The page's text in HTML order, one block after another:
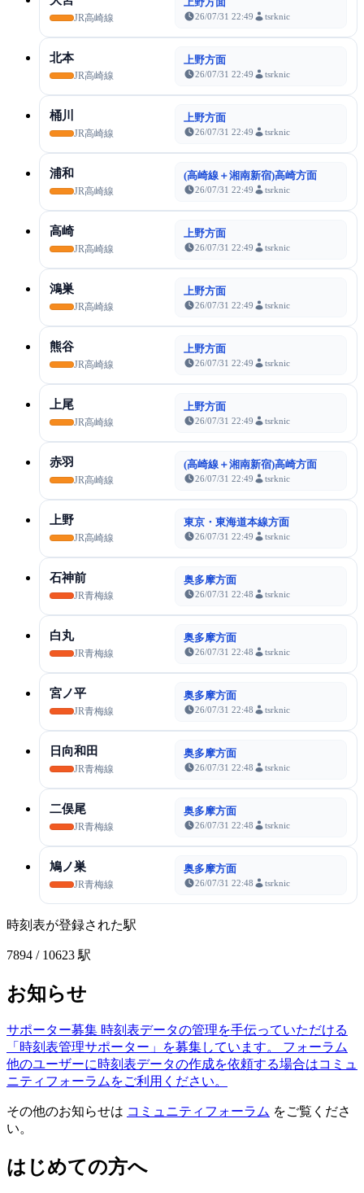
JR高崎線 26/07/31 22:49 tsrknic
北本
JR高崎線
上野方面
26/07/31 22:49 tsrknic
桶川
JR高崎線
上野方面
26/07/31 22:49 tsrknic
浦和
JR高崎線
(高崎線＋湘南新宿)高崎方面
26/07/31 22:49 tsrknic
高崎
JR高崎線
上野方面
26/07/31 22:49 tsrknic
鴻巣
JR高崎線
上野方面
26/07/31 22:49 tsrknic
熊谷
JR高崎線
上野方面
26/07/31 22:49 tsrknic
上尾
JR高崎線
上野方面
26/07/31 22:49 tsrknic
赤羽
JR高崎線
(高崎線＋湘南新宿)高崎方面
26/07/31 22:49 tsrknic
上野
JR高崎線
東京・東海道本線方面
26/07/31 22:49 tsrknic
石神前
JR青梅線
奥多摩方面
26/07/31 22:48 tsrknic
白丸
JR青梅線
奥多摩方面
26/07/31 22:48 tsrknic
宮ノ平
JR青梅線
奥多摩方面
26/07/31 22:48 tsrknic
日向和田
JR青梅線
奥多摩方面
26/07/31 22:48 tsrknic
二俣尾
JR青梅線
奥多摩方面
26/07/31 22:48 tsrknic
鳩ノ巣
JR青梅線
奥多摩方面
26/07/31 22:48 tsrknic
時刻表が登録された駅
7894 / 10623 駅
お知らせ
サポーター募集 時刻表データの管理を手伝っていただける
「時刻表管理サポーター」を募集しています。
フォーラム
他のユーザーに時刻表データの作成を依頼する場合はコミュ
ニティフォーラムをご利用ください。
その他のお知らせは コミュニティフォーラム をご覧くださ
い。
はじめての方へ